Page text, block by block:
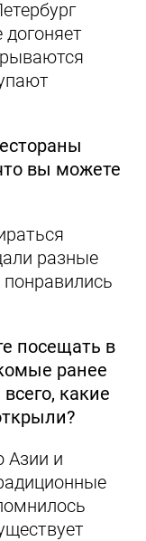
догоняет
вы можете
разные
посещать в
ранее
какие
Азии и